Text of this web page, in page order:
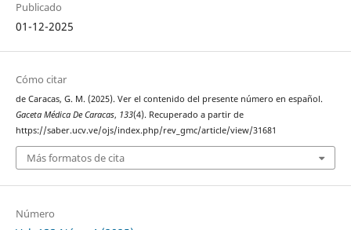
Publicado
01-12-2025
Cómo citar
de Caracas, G. M. (2025). Ver el contenido del presente número en español.
Gaceta Médica De Caracas, 133(4). Recuperado a partir de
https://saber.ucv.ve/ojs/index.php/rev_gmc/article/view/31681
Más formatos de cita
Número